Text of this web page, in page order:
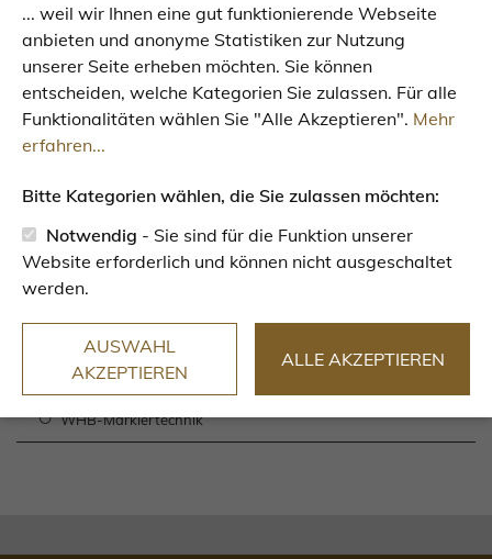
Aluminiumprofil
Intralogistik
Werkzeugmaschinen
Maija Frästechnik
BIAX
HYDROKOMP
ph-cleantec Niederdruck-Heißreinigungsgeräte
WHB-Markiertechnik
... weil wir Ihnen eine gut funktionierende Webseite
anbieten und anonyme Statistiken zur Nutzung
unserer Seite erheben möchten. Sie können
entscheiden, welche Kategorien Sie zulassen. Für alle
Funktionalitäten wählen Sie "Alle Akzeptieren". Mehr
erfahren...
Bitte Kategorien wählen, die Sie zulassen möchten:
Notwendig - Sie sind für die Funktion unserer
Website erforderlich und können nicht ausgeschaltet
werden.
AUSWAHL
AKZEPTIEREN
ALLE AKZEPTIEREN